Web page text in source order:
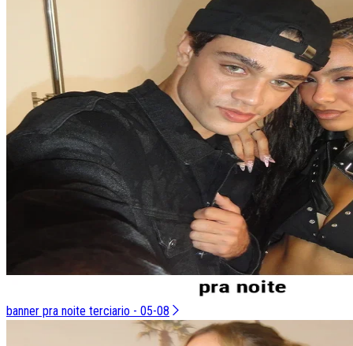
banner pra noite terciario - 05-08